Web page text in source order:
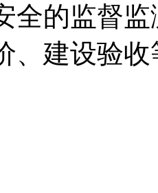
全的监督
、建设验